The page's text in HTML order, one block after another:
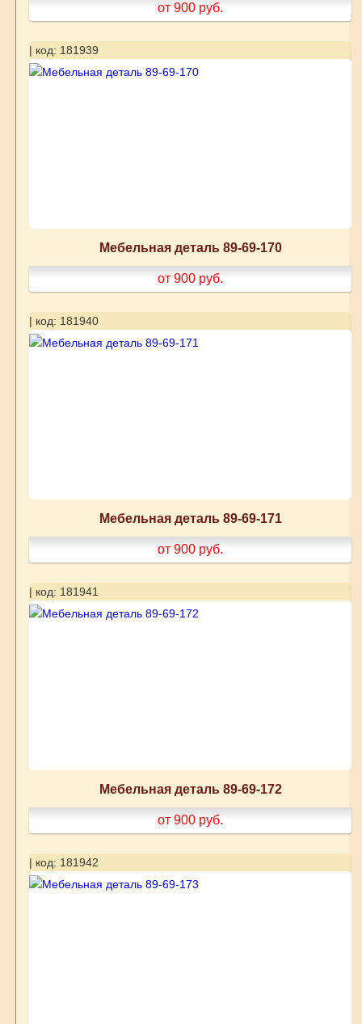
от 900 руб.
| код: 181939
Мебельная деталь 89-69-170
от 900 руб.
| код: 181940
Мебельная деталь 89-69-171
от 900 руб.
| код: 181941
Мебельная деталь 89-69-172
от 900 руб.
| код: 181942